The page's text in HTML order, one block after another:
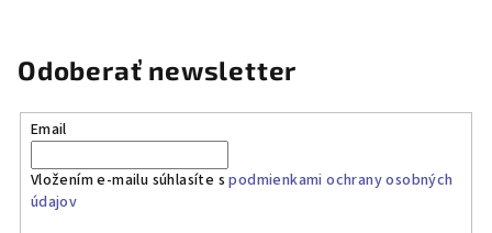
Odoberať newsletter
Email
Vložením e-mailu súhlasíte spodmienkami ochrany osobných
údajov